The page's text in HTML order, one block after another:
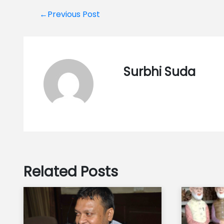
Post
←Previous Post
Surbhi Suda
Related Posts